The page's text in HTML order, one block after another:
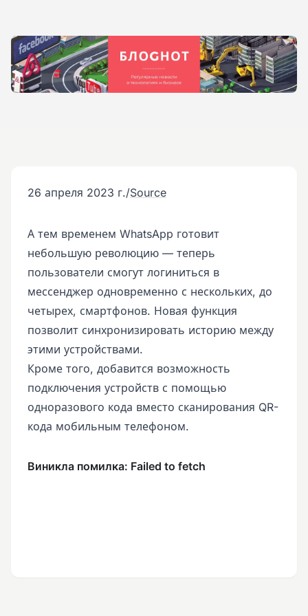
26 апреля 2023 г./Source
А тем временем WhatsApp готовит
небольшую революцию — теперь
пользователи смогут логиниться в
мессенджер одновременно с нескольких, до
четырех, смартфонов. Новая функция
позволит синхронизировать историю между
этими устройствами.
Кроме того, добавится возможность
подключения устройств с помощью
одноразового кода вместо сканирования QR-
кода мобильным телефоном.